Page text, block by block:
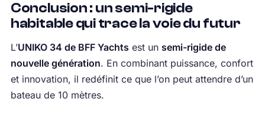
Conclusion : un semi-rigide
habitable qui trace la voie du futur
L’UNIKO 34 de BFF Yachts est un semi-rigide de
nouvelle génération. En combinant puissance, confort
et innovation, il redéfinit ce que l’on peut attendre d’un
bateau de 10 mètres.